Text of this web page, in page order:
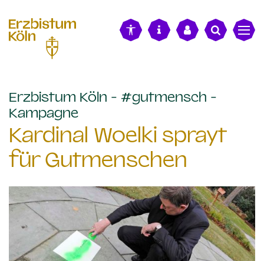
Erzbistum Köln - #gutmensch -
Kampagne:
Kardinal Woelki sprayt
für Gutmenschen